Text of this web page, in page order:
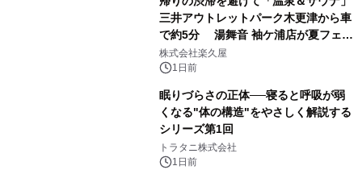
三井アウトレットパーク木更津から車
で約5分 湯舞音 袖ケ浦店が夏フェア
メニューを提供
株式会社楽久屋
1日前
眠りづらさの正体──寝ると呼吸が弱
くなる"体の構造"をやさしく解説する
シリーズ第1回
トラタニ株式会社
1日前